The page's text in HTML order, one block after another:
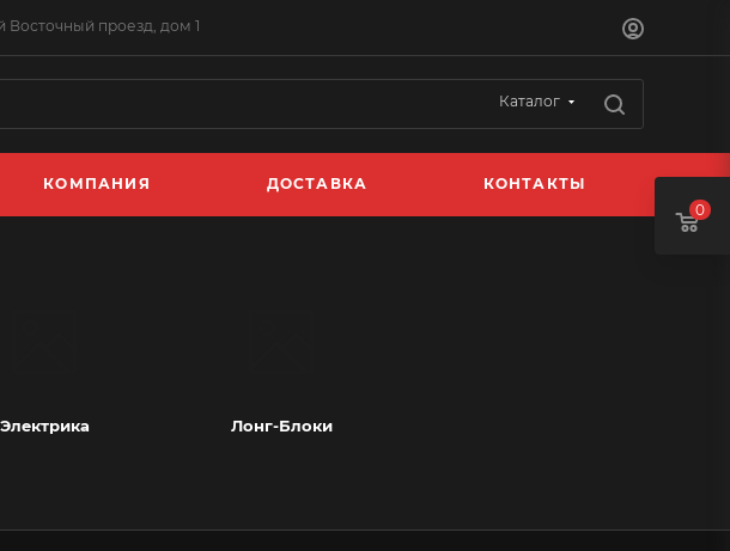
проезд, дом 1
Каталог
КОМПАНИЯ ДОСТАВКА КОНТАКТЫ
Электрика Лонг-Блоки
0